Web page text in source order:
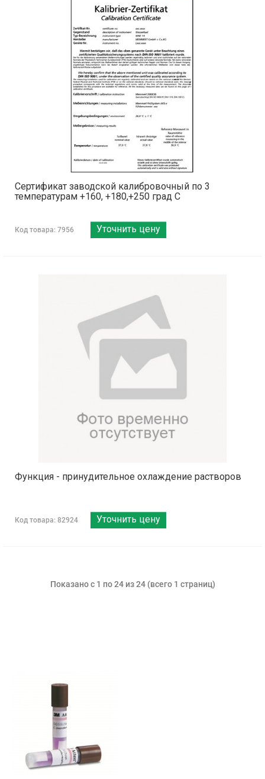
Сертификат заводской калибровочный по 3
температурам +160, +180,+250 град С
Код товара: 7956 Уточнить цену
Функция - принудительное охлаждение растворов
Код товара: 82924 Уточнить цену
Показано с 1 по 24 из 24 (всего 1 страниц)